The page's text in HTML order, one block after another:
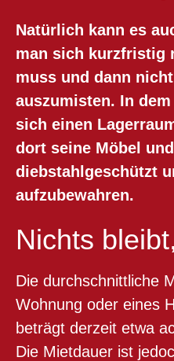
Natürlich kann es
man sich kurzfristig
muss und dann
auszumisten. In
sich einen
dort seine Möbel
diebstahlgeschützt
aufzubewahren.
Nichts
Die durchschnittliche
Wohnung oder eines
beträgt derzeit etwa
Die Mietdauer ist